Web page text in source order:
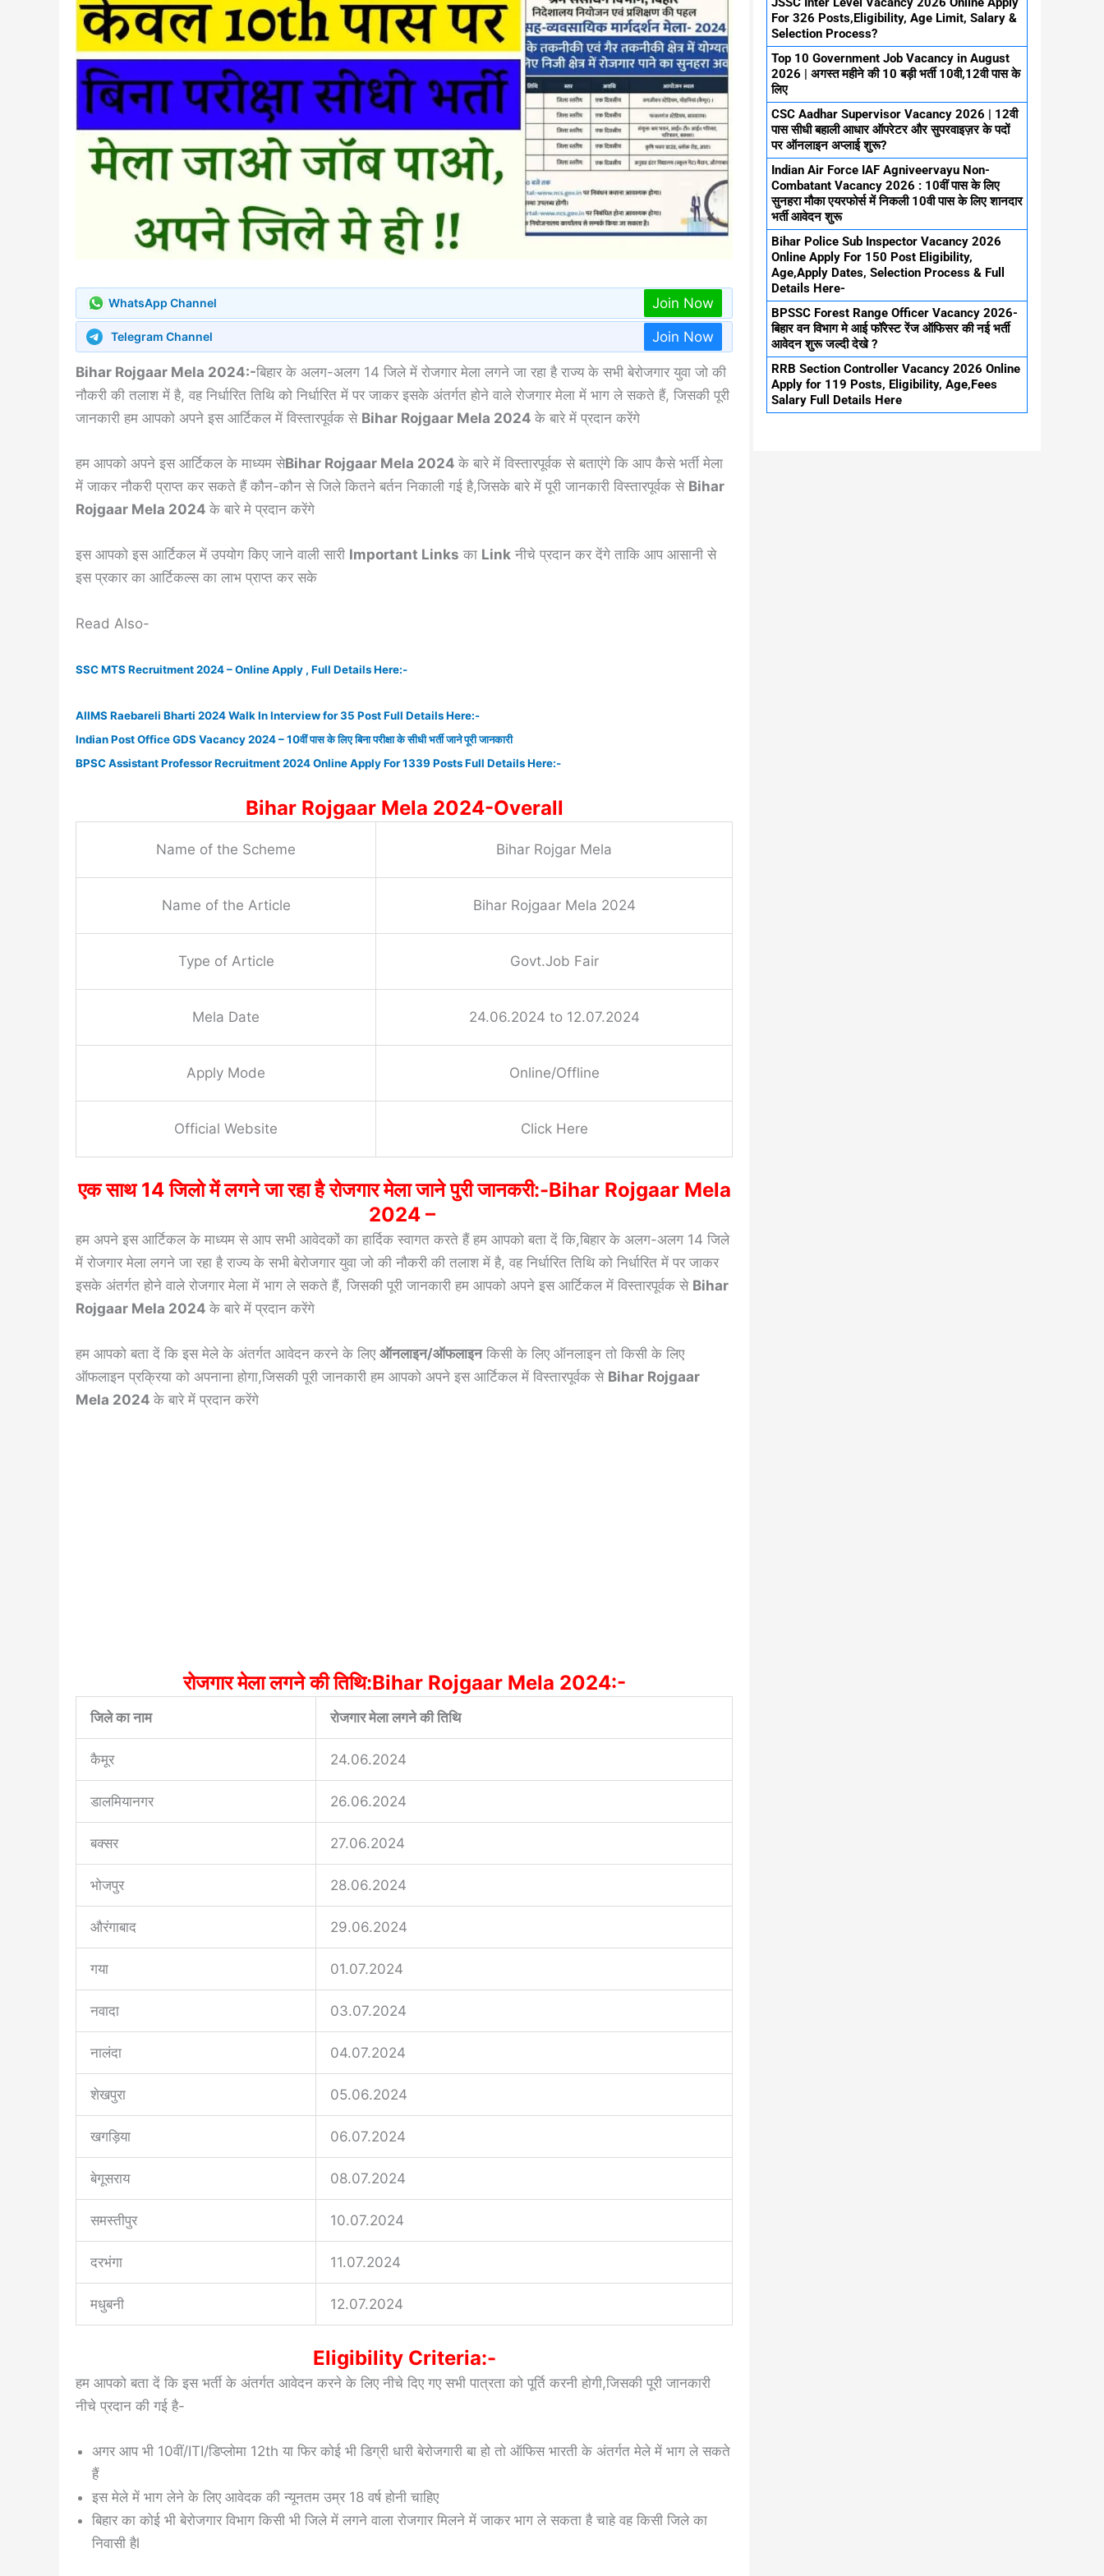
WhatsApp Channel Join Now
Telegram Channel Join Now
Bihar Rojgaar Mela 2024:-बिहार के अलग-अलग 14 जिले में रोजगार मेला लगने जा रहा है राज्य के सभी बेरोजगार युवा जो की
नौकरी की तलाश में है, वह निर्धारित तिथि को निर्धारित में पर जाकर इसके अंतर्गत होने वाले रोजगार मेला में भाग ले सकते हैं, जिसकी पूरी
जानकारी हम आपको अपने इस आर्टिकल में विस्तारपूर्वक से Bihar Rojgaar Mela 2024 के बारे में प्रदान करेंगे
हम आपको अपने इस आर्टिकल के माध्यम सेBihar Rojgaar Mela 2024 के बारे में विस्तारपूर्वक से बताएंगे कि आप कैसे भर्ती मेला
में जाकर नौकरी प्राप्त कर सकते हैं कौन-कौन से जिले कितने बर्तन निकाली गई है,जिसके बारे में पूरी जानकारी विस्तारपूर्वक से Bihar
Rojgaar Mela 2024 के बारे मे प्रदान करेंगे
इस आपको इस आर्टिकल में उपयोग किए जाने वाली सारी Important Links का Link नीचे प्रदान कर देंगे ताकि आप आसानी से
इस प्रकार का आर्टिकल्स का लाभ प्राप्त कर सके
Read Also-
SSC MTS Recruitment 2024 – Online Apply , Full Details Here:-
AIIMS Raebareli Bharti 2024 Walk In Interview for 35 Post Full Details Here:-
Indian Post Office GDS Vacancy 2024 – 10वीं पास के लिए बिना परीक्षा के सीधी भर्ती जाने पूरी जानकारी
BPSC Assistant Professor Recruitment 2024 Online Apply For 1339 Posts Full Details Here:-
Bihar Rojgaar Mela 2024-Overall
Name of the Scheme Bihar Rojgar Mela
Name of the Article Bihar Rojgaar Mela 2024
Type of Article Govt.Job Fair
Mela Date 24.06.2024 to 12.07.2024
Apply Mode Online/Offline
Official Website Click Here
एक साथ 14 जिलो में लगने जा रहा है रोजगार मेला जाने पुरी जानकरी:-Bihar Rojgaar Mela
2024 –
हम अपने इस आर्टिकल के माध्यम से आप सभी आवेदकों का हार्दिक स्वागत करते हैं हम आपको बता दें कि,बिहार के अलग-अलग 14 जिले
में रोजगार मेला लगने जा रहा है राज्य के सभी बेरोजगार युवा जो की नौकरी की तलाश में है, वह निर्धारित तिथि को निर्धारित में पर जाकर
इसके अंतर्गत होने वाले रोजगार मेला में भाग ले सकते हैं, जिसकी पूरी जानकारी हम आपको अपने इस आर्टिकल में विस्तारपूर्वक से Bihar
Rojgaar Mela 2024 के बारे में प्रदान करेंगे
हम आपको बता दें कि इस मेले के अंतर्गत आवेदन करने के लिए ऑनलाइन/ऑफलाइनकिसी के लिए ऑनलाइन तो किसी के लिए
ऑफलाइन प्रक्रिया को अपनाना होगा,जिसकी पूरी जानकारी हम आपको अपने इस आर्टिकल में विस्तारपूर्वक से Bihar Rojgaar
Mela 2024 के बारे में प्रदान करेंगे
रोजगार मेला लगने की तिथि:Bihar Rojgaar Mela 2024:-
जिले का नाम रोजगार मेला लगने की तिथि
कैमूर 24.06.2024
डालमियानगर 26.06.2024
बक्सर 27.06.2024
भोजपुर 28.06.2024
औरंगाबाद 29.06.2024
गया 01.07.2024
नवादा 03.07.2024
नालंदा 04.07.2024
शेखपुरा 05.06.2024
खगड़िया 06.07.2024
बेगूसराय 08.07.2024
समस्तीपुर 10.07.2024
दरभंगा 11.07.2024
मधुबनी 12.07.2024
Eligibility Criteria:-
हम आपको बता दें कि इस भर्ती के अंतर्गत आवेदन करने के लिए नीचे दिए गए सभी पात्रता को पूर्ति करनी होगी,जिसकी पूरी जानकारी
नीचे प्रदान की गई है-
अगर आप भी 10वीं/ITI/डिप्लोमा 12th या फिर कोई भी डिग्री धारी बेरोजगारी बा हो तो ऑफिस भारती के अंतर्गत मेले में भाग ले सकते
हैं
इस मेले में भाग लेने के लिए आवेदक की न्यूनतम उम्र 18 वर्ष होनी चाहिए
बिहार का कोई भी बेरोजगार विभाग किसी भी जिले में लगने वाला रोजगार मिलने में जाकर भाग ले सकता है चाहे वह किसी जिले का
निवासी हैl
For 326 Posts,Eligibility, Age Limit, Salary &
Selection Process?
Top 10 Government Job Vacancy in August
2026 | अगस्त महीने की 10 बड़ी भर्ती 10वी,12वी पास के
लिए
CSC Aadhar Supervisor Vacancy 2026 | 12वी
पास सीधी बहाली आधार ऑपरेटर और सुपरवाइज़र के पदों
पर ऑनलाइन अप्लाई शुरू?
Indian Air Force IAF Agniveervayu Non-
Combatant Vacancy 2026 : 10वीं पास के लिए
सुनहरा मौका एयरफोर्स में निकली 10वी पास के लिए शानदार
भर्ती आवेदन शुरू
Bihar Police Sub Inspector Vacancy 2026
Online Apply For 150 Post Eligibility,
Age,Apply Dates, Selection Process & Full
Details Here-
BPSSC Forest Range Officer Vacancy 2026-
बिहार वन विभाग मे आई फॉरेस्ट रेंज ऑफिसर की नई भर्ती
आवेदन शुरू जल्दी देखे ?
RRB Section Controller Vacancy 2026 Online
Apply for 119 Posts, Eligibility, Age,Fees
Salary Full Details Here